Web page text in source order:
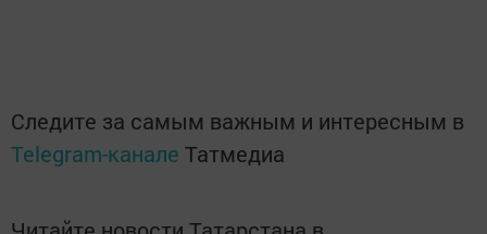
Следите за самым важным и интересным в
Telegram-канале Татмедиа